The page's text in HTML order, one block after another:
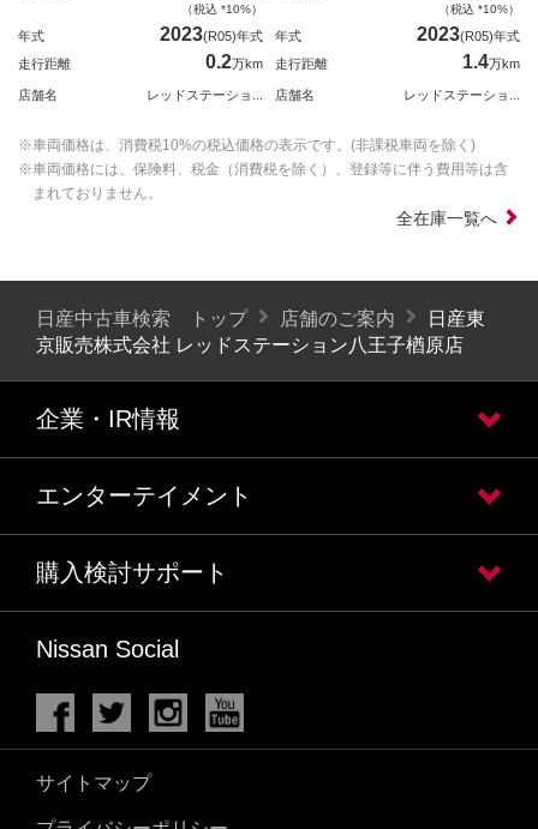
（税込 *10%）
年式 2023(R05)年式
走行距離
0.2万km
店舗名 レッドステーショ...
（税込 *10%）
年式 2023(R05)年式
走行距離
1.4万km
店舗名 レッドステーショ...
※車両価格は、消費税10%の税込価格の表示です。(非課税車両を除く)
※車両価格には、保険料、税金（消費税を除く）、登録等に伴う費用等は含
まれておりません。
全在庫一覧へ
日産中古車検索 トップ 店舗のご案内
日産東
京販売株式会社 レッドステーション八王子楢原店
企業・IR情報
エンターテイメント
購入検討サポート
Nissan Social
サイトマップ